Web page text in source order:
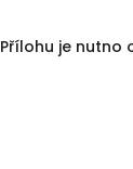
Přílohu je nutno